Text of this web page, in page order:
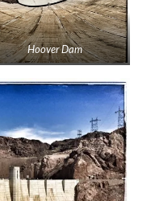
Hoover Dam